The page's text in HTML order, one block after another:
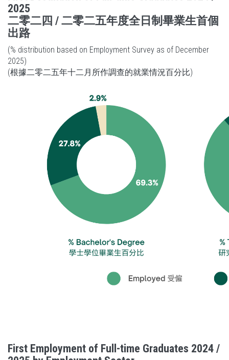
2025
二零二四 / 二零二五年度全日制畢業生首個
出路
(% distribution based on Employment Survey as of December
2025)
(根據二零二五年十二月所作調查的就業情況百分比)
First Employment of Full-time Graduates 2024 /